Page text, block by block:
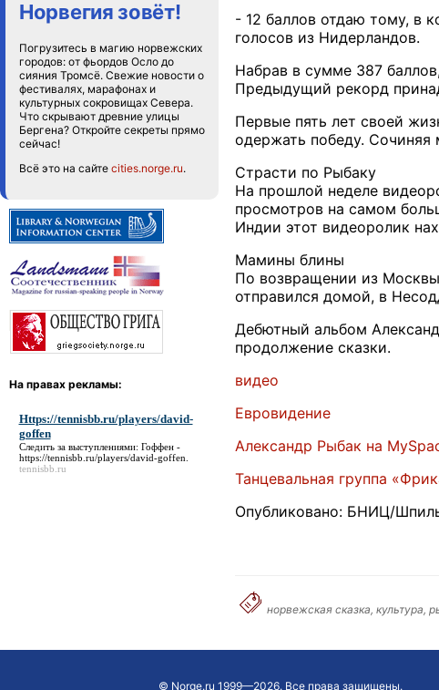
Норвегия зовёт!
Погрузитесь в магию норвежских
городов: от фьордов Осло до
сияния Тромсё. Свежие новости о
фестивалях, марафонах и
культурных сокровищах Севера.
Что скрывают древние улицы
Бергена? Откройте секреты прямо
сейчас!
Всё это на сайте cities.norge.ru.
На правах рекламы:
Https://tennisbb.ru/players/david-
goffen
Следить за выступлениями: Гоффен -
https://tennisbb.ru/players/david-goffen
tennisbb.ru
- 12 баллов отдаю тому, в
голосов из Нидерландов.
Набрав в сумме 387
Предыдущий рекорд
Первые пять лет своей
одержать победу. Сочиняя
Страсти по Рыбаку
На прошлой неделе
просмотров на самом
Индии этот видеоролик
Мамины блины
По возвращении из
отправился домой, в
Дебютный альбом
продолжение сказки.
видео
Евровидение
Александр Рыбак на
Танцевальная группа
Опубликовано: БНИЦ/
норвежская сказка, культура,
© Norge.ru 1999—2026. Все права защищены.